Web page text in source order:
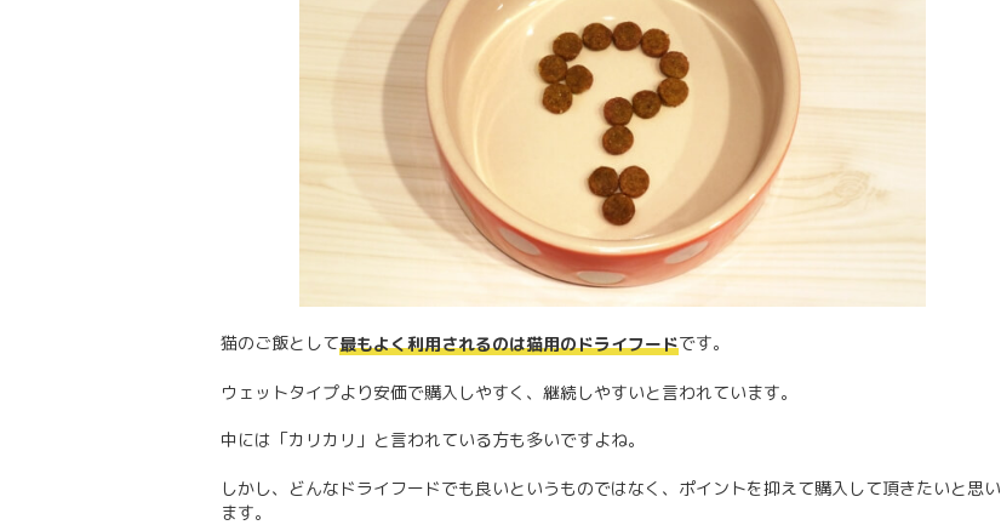
猫のご飯として最もよく利用されるのは猫用のドライフードです。
ウェットタイプより安価で購入しやすく、継続しやすいと言われています。
中には「カリカリ」と言われている方も多いですよね。
しかし、どんなドライフードでも良いというものではなく、ポイントを抑えて購入して頂きたいと思い
ます。